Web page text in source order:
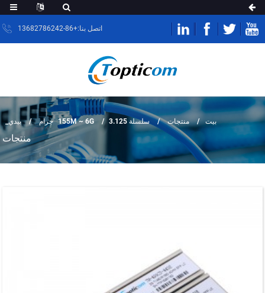
اتصل بنا:+86-13682786242
بيت منتجات سلسلة 155M ~ 6G 3.125 جرام بيدي_
منتجات